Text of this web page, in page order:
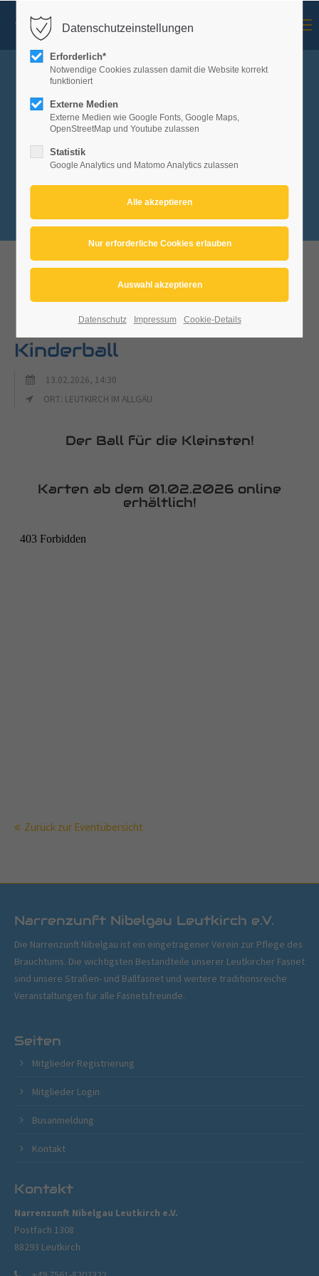
Mitglieder-Login
Benutzername
Passwort
Kartenvorverkauf ab dem
01.02.2026 online unter
Veranstaltungen
Fasnet 2026
Kinderball
13.02.2026, 14:30
ORT: LEUTKIRCH IM ALLGÄU
Der Ball für die Kleinsten!
Karten ab dem 01.02.2026 online
erhältlich!
Zurück zur Eventübersicht
Narrenzunft Nibelgau Leutkirch e.V.
Die Narrenzunft Nibelgau ist ein eingetragener Verein zur Pflege des
Brauchtums. Die wichtigsten Bestandteile unserer Leutkircher Fasnet
sind unsere Straßen- und Ballfasnet und weitere traditionsreiche
Veranstaltungen für alle Fasnetsfreunde.
Seiten
Mitglieder Registrierung
Mitglieder Login
Busanmeldung
Kontakt
Kontakt
Narrenzunft Nibelgau Leutkirch e.V.
Postfach 1308
88293 Leutkirch
Datenschutzeinstellungen
Erforderlich*
Notwendige Cookies zulassen damit die Website korrekt
funktioniert
Externe Medien
Externe Medien wie Google Fonts, Google Maps,
OpenStreetMap und Youtube zulassen
Statistik
Google Analytics und Matomo Analytics zulassen
Datenschutz Impressum Cookie-Details